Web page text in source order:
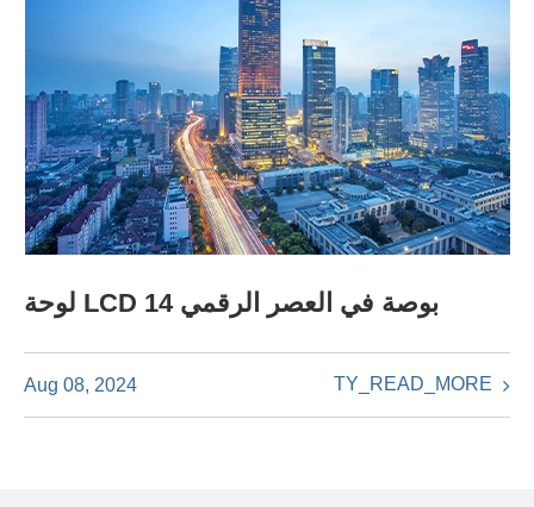
لوحة LCD 14 بوصة في العصر الرقمي
Aug 08, 2024 TY_READ_MORE